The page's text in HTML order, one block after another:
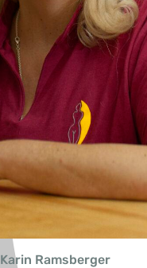
Karin Ramsberger